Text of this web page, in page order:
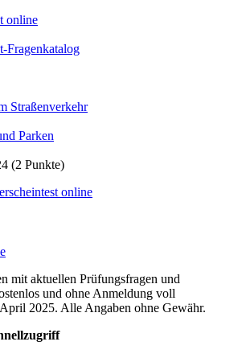
online
Fragenkatalog
Straßenverkehr
Parken
(2 Punkte)
online
mit aktuellen Prüfungsfragen und
und ohne Anmeldung voll
2025. Alle Angaben ohne Gewähr.